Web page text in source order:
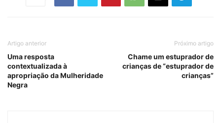
Artigo anterior
Uma resposta
contextualizada à
apropriação da Mulheridade
Negra
Próximo artigo
Chame um estuprador de
crianças de “estuprador de
crianças”